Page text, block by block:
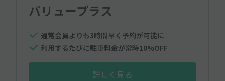
バリュープラス
通常会員よりも3時間早く予約が可能に
利用するたびに駐車料金が常時10%OFF
詳しく見る